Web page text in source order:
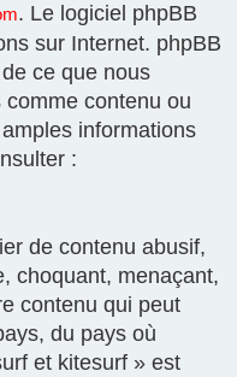
. Le logiciel phpBB
sur Internet. phpBB
ce que nous
comme contenu ou
informations
:
de contenu abusif,
choquant, menaçant,
contenu qui peut
du pays où
et kitesurf » est